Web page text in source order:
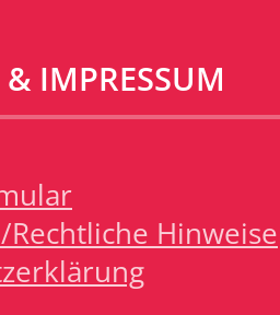
IMPRESSUM
Hinweise